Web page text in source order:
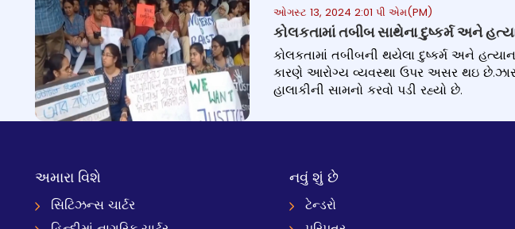
ઓગસ્ટ 13, 2024 2:01 પી એમ(PM)
કોલકતામાં તબીબ સાથેના દુષ્કર્મ અને
કોલકતામાં તબીબની થયેલા દુષ્કર્મ અને
કારણે આરોગ્ય વ્યવસ્થા ઉપર અસર થઇ
હાલાકીની સામનો કરવો પડી રહ્યો છે.
અમારા વિશે
સિટિઝન્સ ચાર્ટર
નવું શું છે
ટેન્ડરો